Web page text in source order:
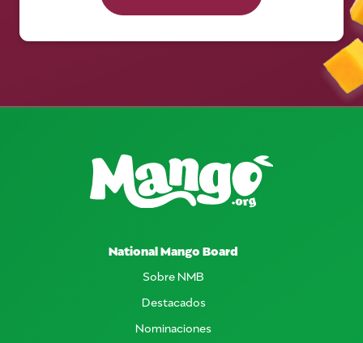
National Mango Board
Sobre NMB
Destacados
Nominaciones